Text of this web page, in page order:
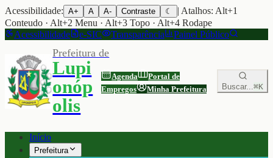
Acessibilidade: A+ A A- Contraste ☾
| Atalhos: Alt+1
Conteudo · Alt+2 Menu · Alt+3 Topo · Alt+4 Rodape
Acessibilidade
e-SIC Transparência Painel Público
Prefeitura de
Lupi
onóp
olis
Agenda
Portal de
Empregos
Minha Prefeitura Buscar...⌘K
Início
Prefeitura